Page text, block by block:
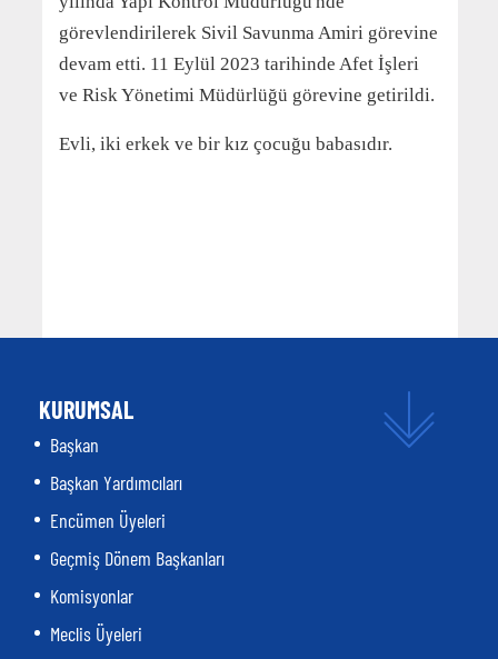
görevlendirilerek Sivil Savunma Amiri görevine
devam etti. 11 Eylül 2023 tarihinde Afet İşleri
ve Risk Yönetimi Müdürlüğü görevine getirildi.
Evli, iki erkek ve bir kız çocuğu babasıdır.
KURUMSAL
Başkan
Başkan Yardımcıları
Encümen Üyeleri
Geçmiş Dönem Başkanları
Komisyonlar
Meclis Üyeleri